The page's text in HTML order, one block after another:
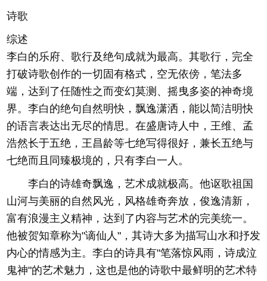
诗歌
综述
李白的乐府、歌行及绝句成就为最高。其歌行，完全
打破诗歌创作的一切固有格式，空无依傍，笔法多
端，达到了任随性之而变幻莫测、摇曳多姿的神奇境
界。李白的绝句自然明快，飘逸潇洒，能以简洁明快
的语言表达出无尽的情思。在盛唐诗人中，王维、孟
浩然长于五绝，王昌龄等七绝写得很好，兼长五绝与
七绝而且同臻极境的，只有李白一人。
李白的诗雄奇飘逸，艺术成就极高。他讴歌祖国
山河与美丽的自然风光，风格雄奇奔放，俊逸清新，
富有浪漫主义精神，达到了内容与艺术的完美统一。
他被贺知章称为"谪仙人"，其诗大多为描写山水和抒发
内心的情感为主。李白的诗具有"笔落惊风雨，诗成泣
鬼神"的艺术魅力，这也是他的诗歌中最鲜明的艺术特